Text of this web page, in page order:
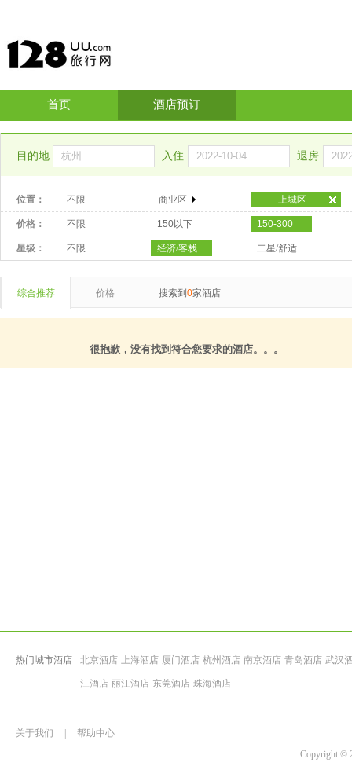
首页 酒店预订
目的地 入住 退房
位置： 不限 商业区 上城区
价格： 不限 150以下 150-300
星级： 不限 经济/客栈 二星/舒适
综合推荐 价格 搜索到 0家酒店
很抱歉，没有找到符合您要求的酒店。。。
热门城市酒店 北京酒店 上海酒店 厦门酒店 杭州酒店 南京酒店 青岛酒店 武汉
江酒店 丽江酒店 东莞酒店 珠海酒店
关于我们
帮助中心
Copyright ©